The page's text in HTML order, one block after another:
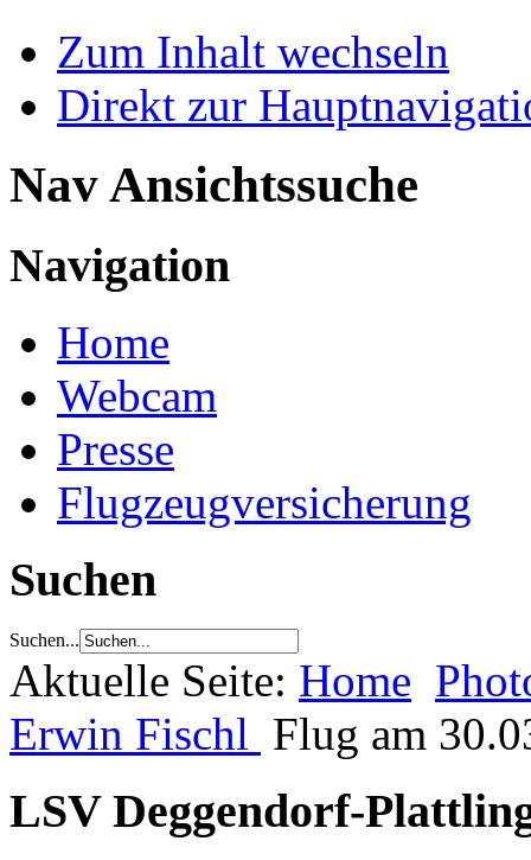
Zum Inhalt wechseln
Direkt zur
Nav Ansichtssuche
Navigation
Home
Webcam
Presse
Flugzeugversicherung
Suchen
Suchen...
Aktuelle Seite: Home
Erwin Fischl Flug am
LSV Deggendorf-